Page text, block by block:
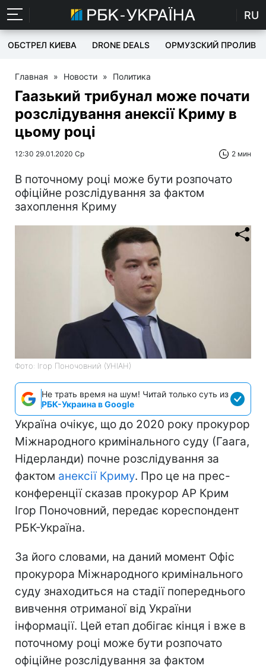
RU
ОБСТРЕЛ КИЕВА DRONE DEALS ОРМУЗСКИЙ ПРОЛИВ
Главная » Новости » Политика
Гаазький трибунал може почати
розслідування анексії Криму в
цьому році
12:30 29.01.2020 Ср 2 мин
В поточному році може бути розпочато
офіційне розслідування за фактом
захоплення Криму
Фото: Ігор Поночовний (УНІАН)
Не трать время на шум! Читай только суть из
РБК-Украина в Google
Україна очікує, що до 2020 року прокурор
Міжнародного кримінального суду (Гаага,
Нідерланди) почне розслідування за
фактом анексії Криму. Про це на прес-
конференції сказав прокурор АР Крим
Ігор Поночовний, передає кореспондент
РБК-Україна.
За його словами, на даний момент Офіс
прокурора Міжнародного кримінального
суду знаходиться на стадії попереднього
вивчення отриманої від України
інформації. Цей етап добігає кінця і вже в
поточному році може бути розпочато
офіційне розслідування за фактом